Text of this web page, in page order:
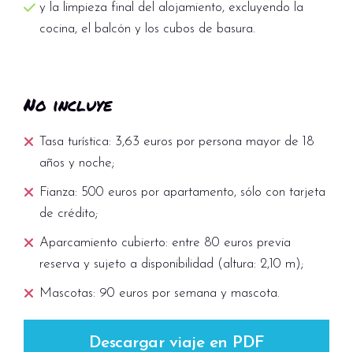
y la limpieza final del alojamiento, excluyendo la
cocina, el balcón y los cubos de basura.
No incluye
Tasa turística: 3,63 euros por persona mayor de 18
años y noche;
Fianza: 500 euros por apartamento, sólo con tarjeta
de crédito;
Aparcamiento cubierto: entre 80 euros previa
reserva y sujeto a disponibilidad (altura: 2,10 m);
Mascotas: 90 euros por semana y mascota.
Descargar viaje en PDF